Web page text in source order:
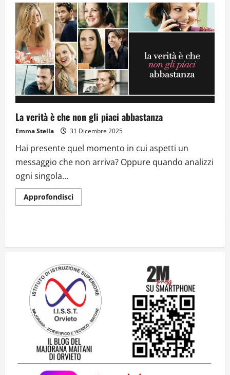
La verità è che non gli piaci abbastanza
Emma Stella 31 Dicembre 2025
Hai presente quel momento in cui aspetti un
messaggio che non arriva? Oppure quando analizzi
ogni singola...
Approfondisci
2
hanno raccontato il Mondiale 2026
3
Una lettera a te, Ennio, per la tua lunga
passeggiata
23 Luglio 2026